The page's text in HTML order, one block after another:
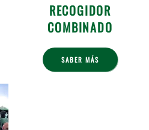
RECOGIDOR
COMBINADO
SABER MÁS